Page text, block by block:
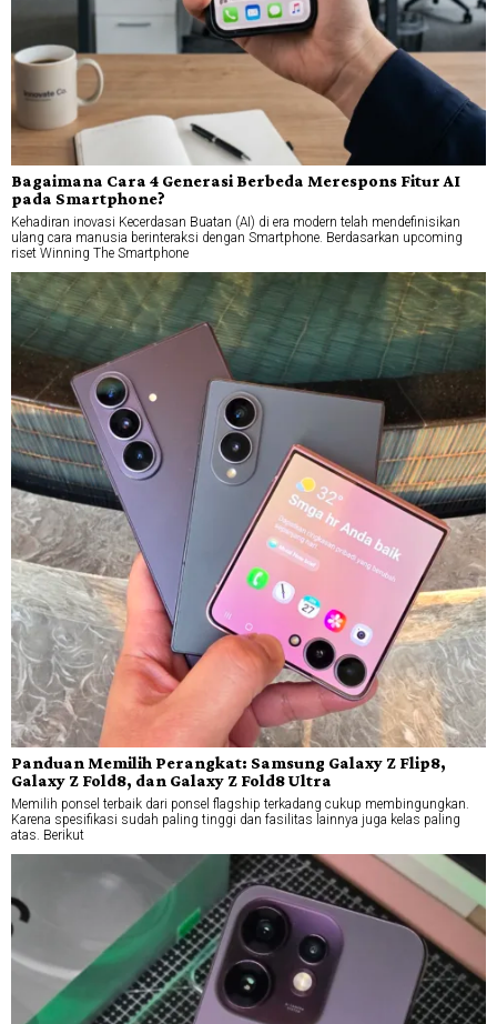
Bagaimana Cara 4 Generasi Berbeda Merespons Fitur AI
pada Smartphone?
Kehadiran inovasi Kecerdasan Buatan (AI) di era modern telah mendefinisikan
ulang cara manusia berinteraksi dengan Smartphone. Berdasarkan upcoming
riset Winning The Smartphone
Panduan Memilih Perangkat: Samsung Galaxy Z Flip8,
Galaxy Z Fold8, dan Galaxy Z Fold8 Ultra
Memilih ponsel terbaik dari ponsel flagship terkadang cukup membingungkan.
Karena spesifikasi sudah paling tinggi dan fasilitas lainnya juga kelas paling
atas. Berikut